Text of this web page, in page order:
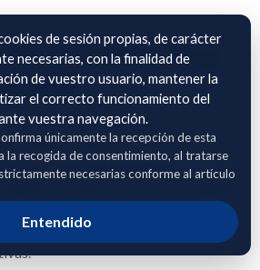
VITIVINICOLA
SCA
información detallada de parcelas
mediante polígono, parcela y recinto
su localización geográfica,
de tenencia (secano o regadío).
adecuada caracterización del
en relación con variables
de sesión propias, de carácter
necesarias, con la finalidad de
de vuestro usuario, mantener la
el correcto funcionamiento del
vuestra navegación.
únicamente la recepción de esta
la recogida de consentimiento, al tratarse
necesarias conforme al artículo
Entendido